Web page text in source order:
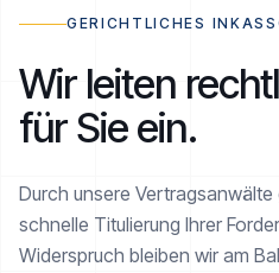
Realisiert
GERICHTLICHES
Wir leiten
für Sie ein.
Durch unsere
schnelle Titulierung Ihrer
Widerspruch bleiben wir am